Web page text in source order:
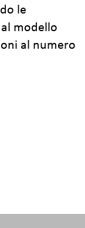
le
modello
al numero